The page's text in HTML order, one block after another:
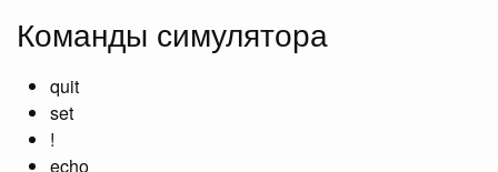
Команды симулятора
quit
set
!
echo